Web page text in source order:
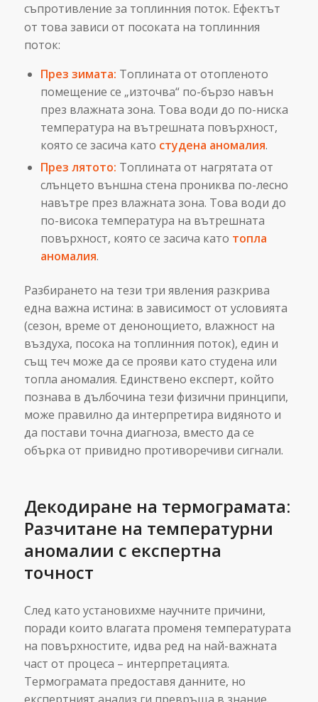
съпротивление за топлинния поток. Ефектът
от това зависи от посоката на топлинния
поток:
През зимата: Топлината от отопленото
помещение се „източва“ по-бързо навън
през влажната зона. Това води до по-ниска
температура на вътрешната повърхност,
която се засича като студена аномалия.
През лятото: Топлината от нагрятата от
слънцето външна стена прониква по-лесно
навътре през влажната зона. Това води до
по-висока температура на вътрешната
повърхност, която се засича като топла
аномалия.
Разбирането на тези три явления разкрива
една важна истина: в зависимост от условията
(сезон, време от денонощието, влажност на
въздуха, посока на топлинния поток), един и
същ теч може да се прояви като студена или
топла аномалия. Единствено експерт, който
познава в дълбочина тези физични принципи,
може правилно да интерпретира видяното и
да постави точна диагноза, вместо да се
обърка от привидно противоречиви сигнали.
Декодиране на термограмата:
Разчитане на температурни
аномалии с експертна
точност
След като установихме научните причини,
поради които влагата променя температурата
на повърхностите, идва ред на най-важната
част от процеса – интерпретацията.
Термограмата предоставя данните, но
експертният анализ ги превръща в знание.